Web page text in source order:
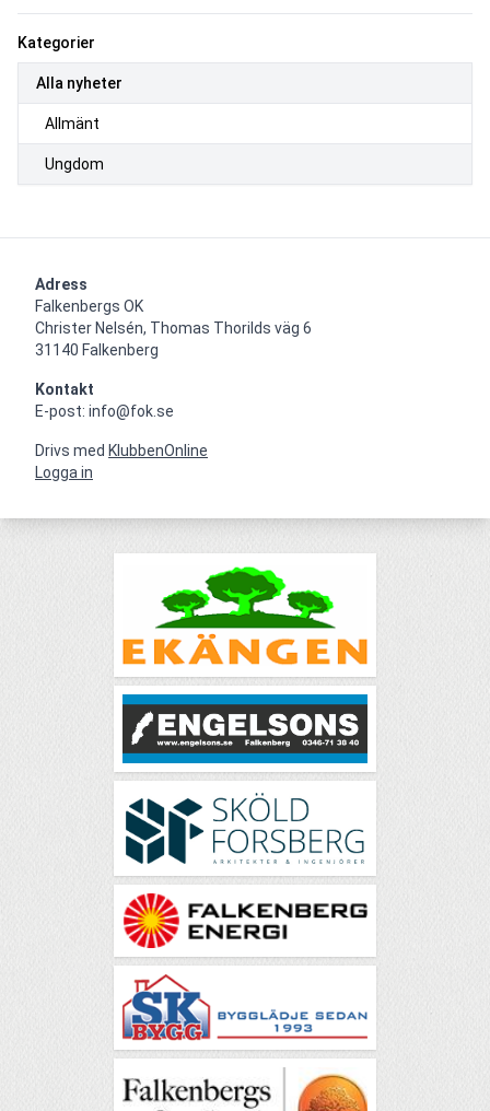
Kategorier
Alla nyheter
Allmänt
Ungdom
Adress
Falkenbergs OK
Christer Nelsén, Thomas Thorilds väg 6
31140 Falkenberg
Kontakt
E-post: info@fok.se
Drivs med KlubbenOnline
Logga in